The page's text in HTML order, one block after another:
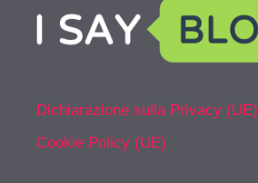
Dichiarazione sulla Privacy (UE)
Cookie Policy (UE)